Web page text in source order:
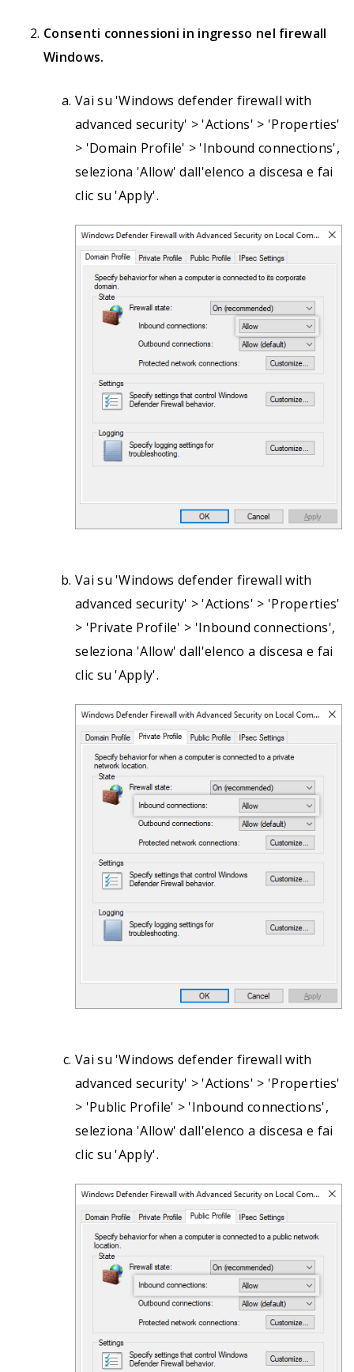
Consenti connessioni in ingresso nel firewall
Windows.
Vai su 'Windows defender firewall with
advanced security' > 'Actions' > 'Properties'
> 'Domain Profile' > 'Inbound connections',
seleziona 'Allow' dall'elenco a discesa e fai
clic su 'Apply'.
Vai su 'Windows defender firewall with
advanced security' > 'Actions' > 'Properties'
> 'Private Profile' > 'Inbound connections',
seleziona 'Allow' dall'elenco a discesa e fai
clic su 'Apply'.
Vai su 'Windows defender firewall with
advanced security' > 'Actions' > 'Properties'
> 'Public Profile' > 'Inbound connections',
seleziona 'Allow' dall'elenco a discesa e fai
clic su 'Apply'.